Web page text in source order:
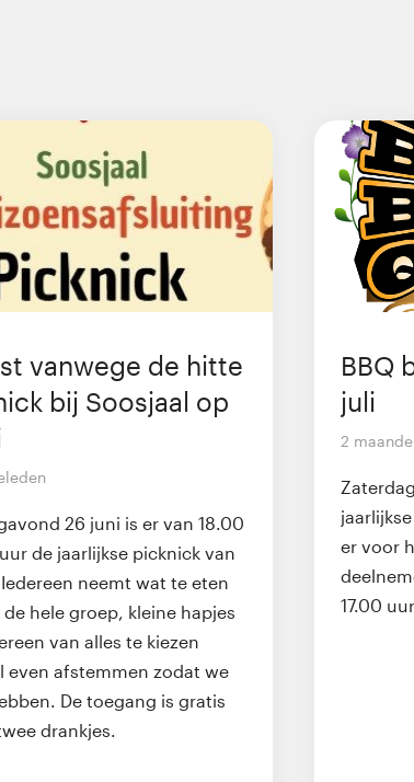
vanwege de hitte
bij Soosjaal op
26 juni is er van 18.00
de jaarlijkse picknick van
neemt wat te eten
hele groep, kleine hapjes
van alles te kiezen
even afstemmen zodat we
De toegang is gratis
drankjes.
BBQ
juli
2
er voor
17.00